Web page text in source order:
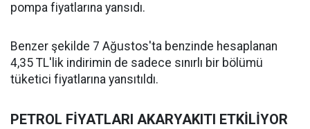
pompa fiyatlarına yansıdı.
Benzer şekilde 7 Ağustos'ta benzinde hesaplanan
4,35 TL'lik indirimin de sadece sınırlı bir bölümü
tüketici fiyatlarına yansıtıldı.
PETROL FİYATLARI AKARYAKITI ETKİLİYOR